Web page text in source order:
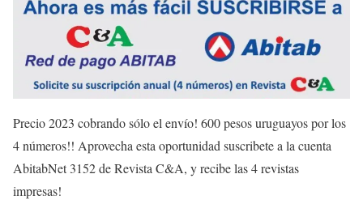
Precio 2023 cobrando sólo el envío! 600 pesos uruguayos por los
4 números!! Aprovecha esta oportunidad suscribete a la cuenta
AbitabNet 3152 de Revista C&A, y recibe las 4 revistas
impresas!